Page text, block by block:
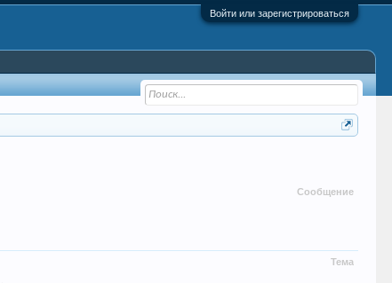
Войти или зарегистрироваться
Сообщение
Тема